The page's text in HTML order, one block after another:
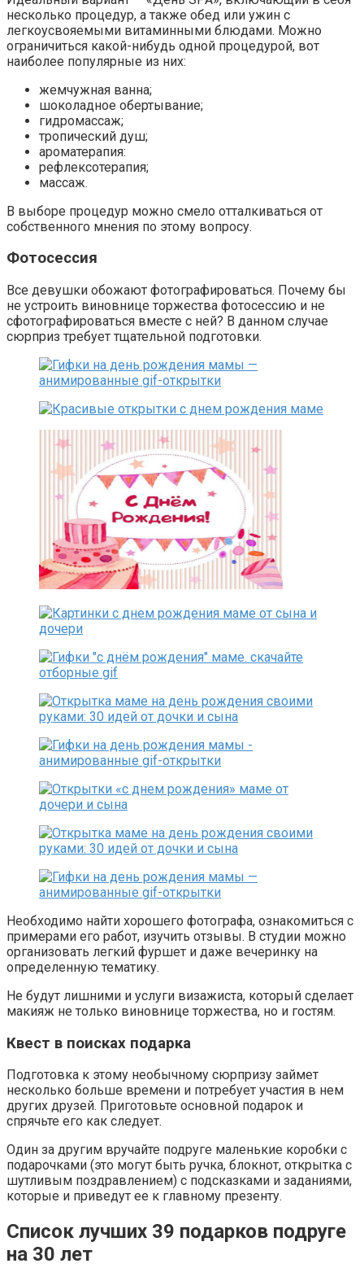
несколько процедур, а также обед или ужин с
легкоусвояемыми витаминными блюдами. Можно
ограничиться какой-нибудь одной процедурой, вот
наиболее популярные из них:
жемчужная ванна;
шоколадное обертывание;
гидромассаж;
тропический душ;
ароматерапия:
рефлексотерапия;
массаж.
В выборе процедур можно смело отталкиваться от
собственного мнения по этому вопросу.
Фотосессия
Все девушки обожают фотографироваться. Почему бы
не устроить виновнице торжества фотосессию и не
сфотографироваться вместе с ней? В данном случае
сюрприз требует тщательной подготовки.
Необходимо найти хорошего фотографа, ознакомиться с
примерами его работ, изучить отзывы. В студии можно
организовать легкий фуршет и даже вечеринку на
определенную тематику.
Не будут лишними и услуги визажиста, который сделает
макияж не только виновнице торжества, но и гостям.
Квест в поисках подарка
Подготовка к этому необычному сюрпризу займет
несколько больше времени и потребует участия в нем
других друзей. Приготовьте основной подарок и
спрячьте его как следует.
Один за другим вручайте подруге маленькие коробки с
подарочками (это могут быть ручка, блокнот, открытка с
шутливым поздравлением) с подсказками и заданиями,
которые и приведут ее к главному презенту.
Список лучших 39 подарков подруге
на 30 лет